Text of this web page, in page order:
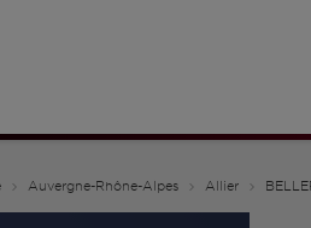
Auvergne-Rhône-Alpes Allier